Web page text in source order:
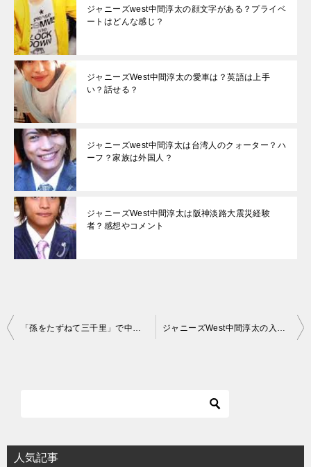
ジャニーズwest中間淳太の顔文字がある？プライベ
ートはどんな感じ？
ジャニーズWest中間淳太の愛車は？英語は上手
い？話せる？
ジャニーズwest中間淳太は台湾人のクォーター？ハ
ーフ？家族は外国人？
ジャニーズWest中間淳太は阪神淡路大震災経験
者？感想やコメント
投
シ
「孫をたずねて三千里」で中間淳太がオープニングから感極まる ジャニーズWest中間淳太の入所日は？
人気記事